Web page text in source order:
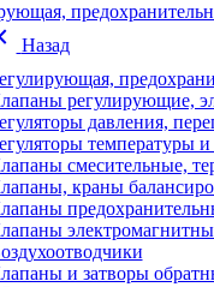
Назад
регулирующие,
давления,
температуры
смесительные,
краны
и затворы